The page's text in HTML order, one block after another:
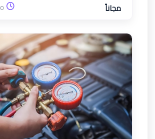
مجاناً